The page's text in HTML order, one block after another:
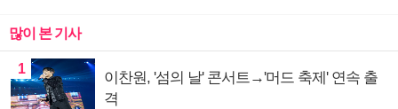
많이 본 기사
1
이찬원, '섬의 날' 콘서트→'머드 축제' 연속 출
격